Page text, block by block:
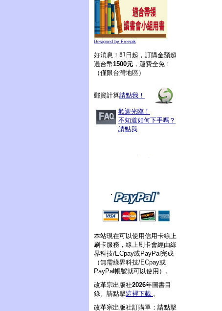
Designed by Freepik
好消息！即日起，訂購金額超
過台幣1500元 ，運費全免！
（僅限台灣地區）
郵資計算請點我！
歡迎光臨！
不知道如何下手嗎？
請點我
本站現在可以使用信用卡線上
刷卡服務，線上刷卡會經由綠
界科技/ECpay或PayPal完成
（無需綠界科技/ECpay或
PayPal帳號就可以使用）。
改革宗出版社2026年圖書目
錄。請點擊這裡下載 。
改革宗出版社訂購單：請點擊